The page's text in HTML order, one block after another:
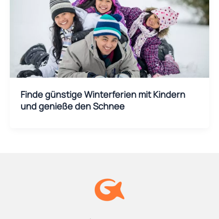
Finde günstige Winterferien mit Kindern
und genieße den Schnee